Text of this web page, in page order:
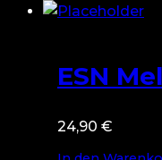
ESN
24,90 €